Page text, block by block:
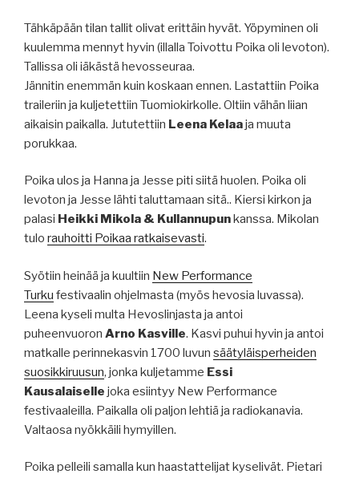
Tähkäpään tilan tallit olivat erittäin hyvät. Yöpyminen oli
kuulemma mennyt hyvin (illalla Toivottu Poika oli levoton).
Tallissa oli iäkästä hevosseuraa.
Jännitin enemmän kuin koskaan ennen. Lastattiin Poika
traileriin ja kuljetettiin Tuomiokirkolle. Oltiin vähän liian
aikaisin paikalla. Jututettiin Leena Kelaaja muuta
porukkaa.
Poika ulos ja Hanna ja Jesse piti siitä huolen. Poika oli
levoton ja Jesse lähti taluttamaan sitä.. Kiersi kirkon ja
palasi Heikki Mikola & Kullannupunkanssa. Mikolan
tulo rauhoitti Poikaa ratkaisevasti.
Syötiin heinää ja kuultiin New Performance
Turku festivaalin ohjelmasta (myös hevosia luvassa).
Leena kyseli multa Hevoslinjasta ja antoi
puheenvuoron Arno Kasville. Kasvi puhui hyvin ja antoi
matkalle perinnekasvin 1700 luvun säätyläisperheiden
suosikkiruusun, jonka kuljetamme Essi
Kausalaiselle joka esiintyy New Performance
festivaaleilla. Paikalla oli paljon lehtiä ja radiokanavia.
Valtaosa nyökkäili hymyillen.
Poika pelleili samalla kun haastattelijat kyselivät. Pietari